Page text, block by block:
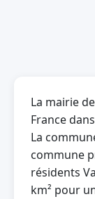
La mairie
France
La
commune
résidents
km² pour